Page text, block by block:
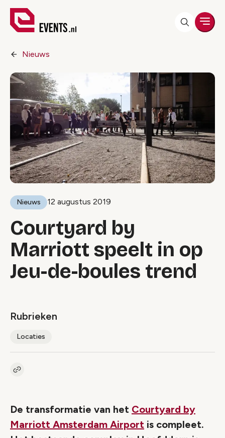
Nieuws
Nieuws 12 augustus 2019
Courtyard by
Marriott speelt in op
Jeu-de-boules trend
Rubrieken
Locaties
Kopieer link naar artikel
De transformatie van het Courtyard by
Marriott Amsterdam Airport is compleet.